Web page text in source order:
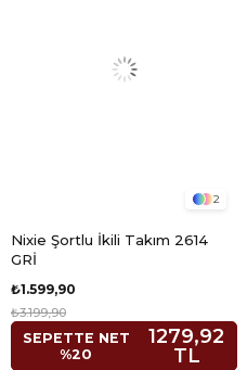
2
Nixie Şortlu İkili Takım 2614
GRİ
₺1.599,90
₺3.199,90
SEPETTE NET
%20
1279,92
TL